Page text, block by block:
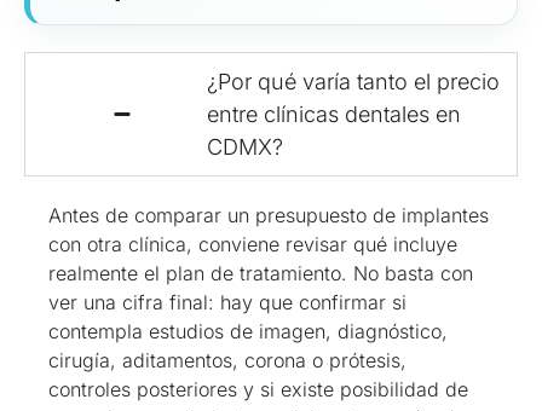
¿Por qué varía tanto el precio
entre clínicas dentales en
CDMX?
Antes de comparar un presupuesto de implantes
con otra clínica, conviene revisar qué incluye
realmente el plan de tratamiento. No basta con
ver una cifra final: hay que confirmar si
contempla estudios de imagen, diagnóstico,
cirugía, aditamentos, corona o prótesis,
controles posteriores y si existe posibilidad de